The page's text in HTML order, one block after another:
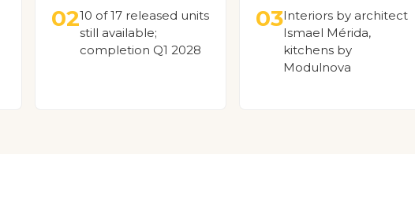
0210 of 17 released units
still available;
completion Q1 2028
03Interiors by architect
Ismael Mérida,
kitchens by
Modulnova